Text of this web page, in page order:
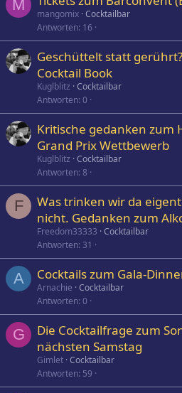
M
mangomix Cocktailbar
Antworten 16
Geschüttelt statt
Cocktail Book
Kuglblitz Cocktailbar
Antworten 0
Kritische gedanken zum
Grand Prix Wettbewerb
Kuglblitz Cocktailbar
Antworten 8
F
Was trinken wir da
nicht. Gedanken zum
Freedom33333 Cocktailbar
Antworten 31
A Cocktails zum Gala-
Arnachie Cocktailbar
Antworten 0
G
Die Cocktailfrage zum
nächsten Samstag
Gimlet Cocktailbar
Antworten 59